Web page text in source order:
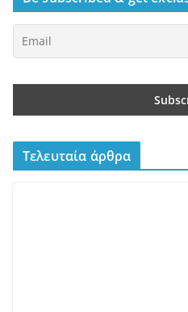
Τελευταία άρθρα